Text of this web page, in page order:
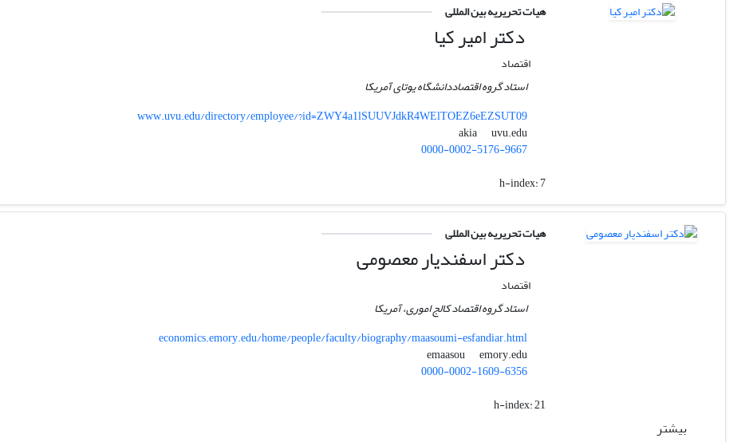
هیات تحریریه بین المللی
دکتر امیر کیا
اقتصاد
استاد گروه اقتصاددانشگاه یوتای آمریکا
www.uvu.edu/directory/employee/?id=ZWY4a1lSUUVJdkR4WElTOEZ6eEZSUT09
akia
uvu.edu
0000-0002-5176-9667
h-index:7
هیات تحریریه بین المللی
دکتر اسفندیار معصومی
اقتصاد
استاد گروه اقتصاد کالج اموری، آمریکا
economics.emory.edu/home/people/faculty/biography/maasoumi-esfandiar.html
emaasou
emory.edu
0000-0002-1609-6356
h-index:21
بیشتر